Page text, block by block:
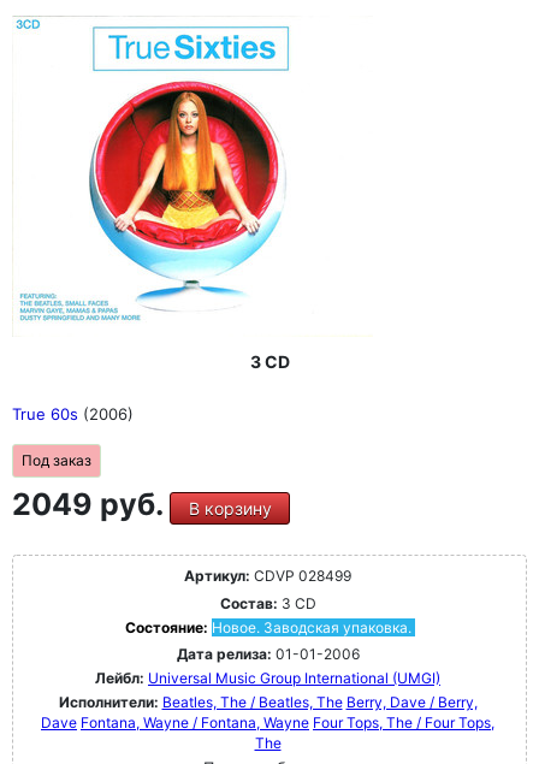
3 CD
True 60s (2006)
Под заказ
2049 руб. В корзину
Артикул: CDVP 028499
Состав: 3 CD
Состояние: Новое. Заводская упаковка.
Дата релиза: 01-01-2006
Лейбл: Universal Music Group International (UMGI)
Исполнители: Beatles, The / Beatles, The Berry, Dave / Berry,
Dave Fontana, Wayne / Fontana, Wayne Four Tops, The / Four Tops,
The